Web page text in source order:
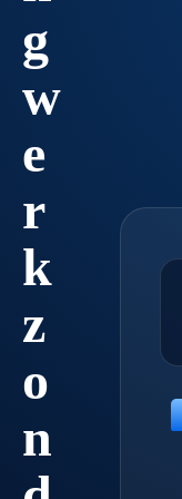
g
w
e
r
k
z
o
n